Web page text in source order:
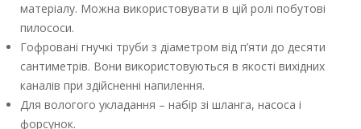
матеріалу. Можна використовувати в цій ролі побутові
пилососи.
Гофровані гнучкі труби з діаметром від п’яти до десяти
сантиметрів. Вони використовуються в якості вихідних
каналів при здійсненні напилення.
Для вологого укладання – набір зі шланга, насоса і
форсунок.